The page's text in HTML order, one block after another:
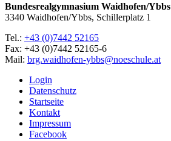
Bundesrealgymnasium Waidhofen/Ybbs
3340 Waidhofen/Ybbs, Schillerplatz 1
Tel.: +43 (0)7442 52165
Fax: +43 (0)7442 52165-6
Mail: brg.waidhofen-ybbs@noeschule.at
Login
Datenschutz
Startseite
Kontakt
Impressum
Facebook